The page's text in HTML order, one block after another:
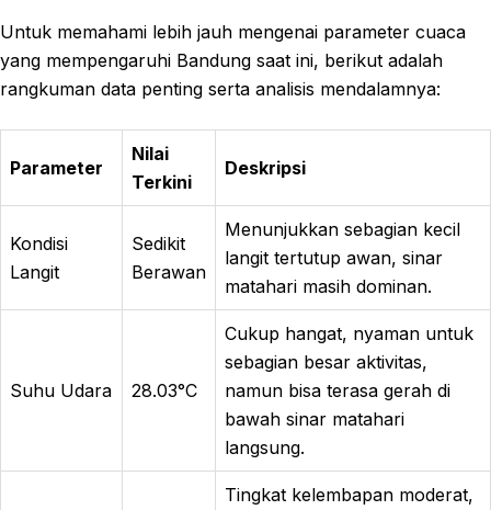
Untuk memahami lebih jauh mengenai parameter cuaca
yang mempengaruhi Bandung saat ini, berikut adalah
rangkuman data penting serta analisis mendalamnya:
Parameter
Nilai
Terkini
Deskripsi
Kondisi
Langit
Sedikit
Berawan
Menunjukkan sebagian kecil
langit tertutup awan, sinar
matahari masih dominan.
Suhu Udara 28.03°C
Cukup hangat, nyaman untuk
sebagian besar aktivitas,
namun bisa terasa gerah di
bawah sinar matahari
langsung.
Tingkat kelembapan moderat,